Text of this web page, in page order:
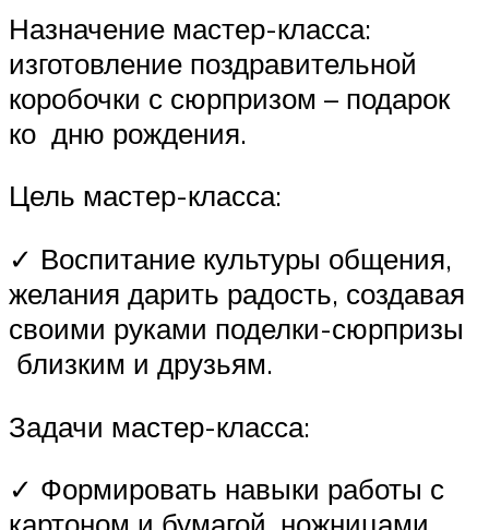
Назначение мастер-класса:
изготовление поздравительной
коробочки с сюрпризом – подарок
ко дню рождения.
Цель мастер-класса:
✓ Воспитание культуры общения,
желания дарить радость, создавая
своими руками поделки-сюрпризы
близким и друзьям.
Задачи мастер-класса:
✓ Формировать навыки работы с